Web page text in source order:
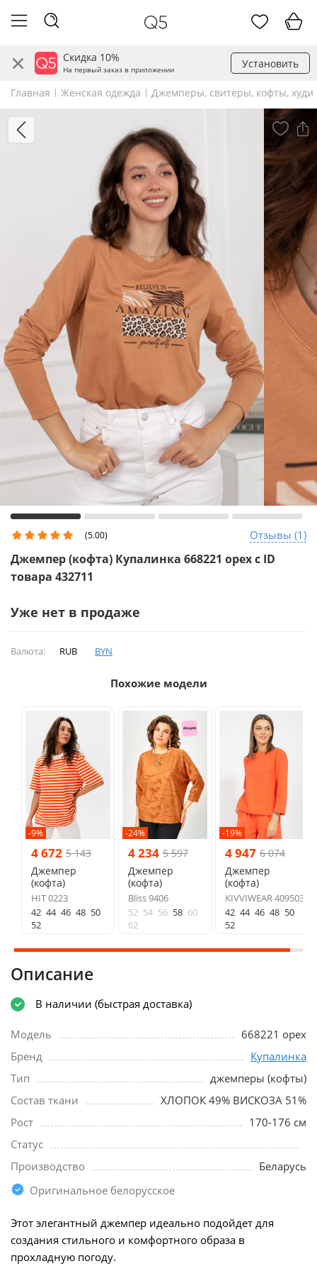
Скидка 10%
На первый заказ в приложении Установить
Главная Женская одежда Джемперы, свитеры, кофты, худи
(5.00) Отзывы (1)
Джемпер (кофта) Купалинка 668221 орех с ID
товара 432711
Уже нет в продаже
Валюта: RUB BYN
Похожие модели
-9%
4 672 5 143
Джемпер
(кофта)
HIT 0223
42 44 46 48 50
52
-24%
4 234 5 597
Джемпер
(кофта)
Bliss 9406
52 54 56 58 60
62
-19%
4 947 6 074
Джемпер
(кофта)
KIVVIWEAR 409503
42 44 46 48 50
52
Описание
В наличии (быстрая доставка)
Модель
668221 орех
Бренд
Купалинка
Тип
джемперы (кофты)
Состав ткани
ХЛОПОК 49% ВИСКОЗА 51%
Рост
170-176 см
Статус
Производство
Беларусь
Оригинальное белорусское
Этот элегантный джемпер идеально подойдет для
создания стильного и комфортного образа в
прохладную погоду.